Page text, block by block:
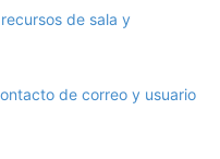
de sala y
de correo y usuario